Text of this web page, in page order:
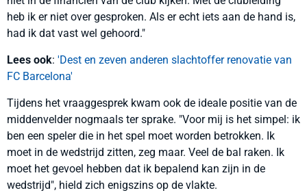
heb ik er niet over gesproken. Als er echt iets aan de hand is,
had ik dat vast wel gehoord."
Lees ook: 'Dest en zeven anderen slachtoffer renovatie van
FC Barcelona'
Tijdens het vraaggesprek kwam ook de ideale positie van de
middenvelder nogmaals ter sprake. "Voor mij is het simpel: ik
ben een speler die in het spel moet worden betrokken. Ik
moet in de wedstrijd zitten, zeg maar. Veel de bal raken. Ik
moet het gevoel hebben dat ik bepalend kan zijn in de
wedstrijd", hield zich enigszins op de vlakte.